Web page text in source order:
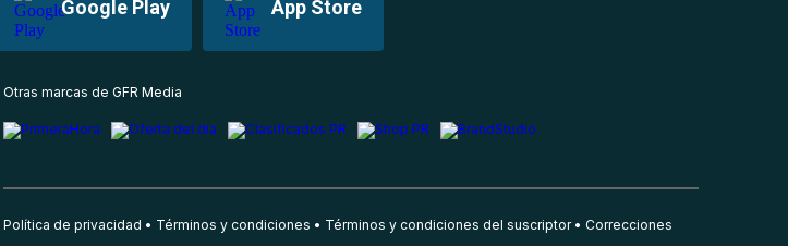
Google Play App Store
Otras marcas de GFR Media
Política de privacidad Términos y condiciones Términos y condiciones del suscriptor Correcciones